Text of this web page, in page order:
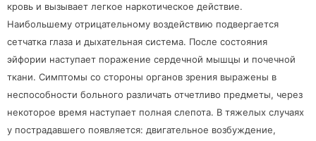
кровь и вызывает легкое наркотическое действие.
Наибольшему отрицательному воздействию подвергается
сетчатка глаза и дыхательная система. После состояния
эйфории наступает поражение сердечной мышцы и почечной
ткани. Симптомы со стороны органов зрения выражены в
неспособности больного различать отчетливо предметы, через
некоторое время наступает полная слепота. В тяжелых случаях
у пострадавшего появляется: двигательное возбуждение,